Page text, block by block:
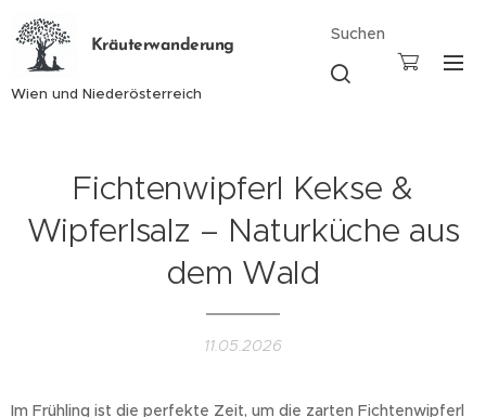
Kräuterwanderung
Wien und Niederösterreich
Suchen
Fichtenwipferl Kekse &
Wipferlsalz – Naturküche aus
dem Wald
11.05.2026
Im Frühling ist die perfekte Zeit, um die zarten Fichtenwipferl